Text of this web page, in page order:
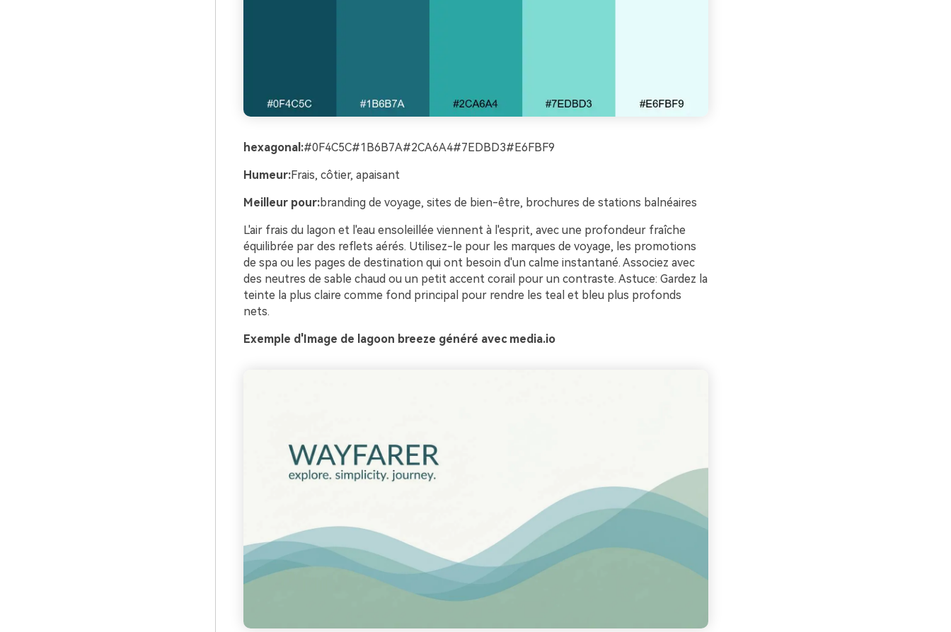
hexagonal:#0F4C5C#1B6B7A#2CA6A4#7EDBD3#E6FBF9
Humeur:Frais, côtier, apaisant
Meilleur pour:branding de voyage, sites de bien-être, brochures de stations balnéaires
L'air frais du lagon et l'eau ensoleillée viennent à l'esprit, avec une profondeur fraîche
équilibrée par des reflets aérés. Utilisez-le pour les marques de voyage, les promotions
de spa ou les pages de destination qui ont besoin d'un calme instantané. Associez avec
des neutres de sable chaud ou un petit accent corail pour un contraste. Astuce: Gardez la
teinte la plus claire comme fond principal pour rendre les teal et bleu plus profonds
nets.
Exemple d'Image de lagoon breeze généré avec media.io